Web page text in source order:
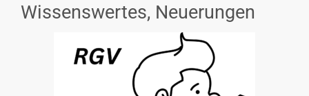
Wissenswertes, Neuerungen